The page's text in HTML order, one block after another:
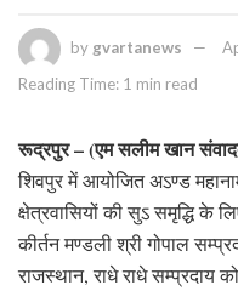
by gvartanews
Reading Time: 1 min read
रूद्रपुर – (एम सलीम खान
शिवपुर में आयोजित अऽण्ड
क्षेत्रवासियों की सुऽ समृद्धि के
कीर्तन मण्डली श्री गोपाल
राजस्थान, राधे राधे सम्प्रदाय